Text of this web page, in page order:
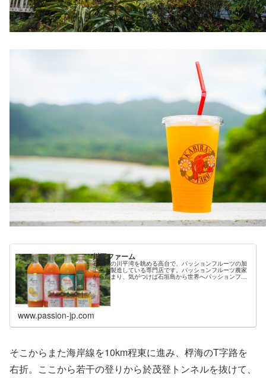
川平ファーム
石垣島の川平湾を眺める高台で、パッションフルーツの加
工品を製造している専門店です。パッションフルーツ農家
から始まり、気がつけば石垣島から世界へパッションフル
ーツの味を届けるお店となりました。創業30年以上の間愛
され続けている製品は、パッションフルーツの果物らしい
風味を閉じ込めた一品です。
www.passion-jp.com
そこからまた海岸線を10km程東に進み、桴海のT字路を
右折。ここから若干の登りから於茂登トンネルを抜けて、